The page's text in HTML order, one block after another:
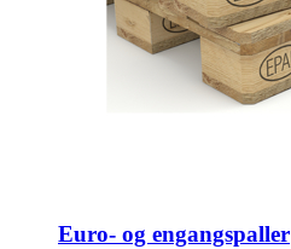
Euro- og engangspaller